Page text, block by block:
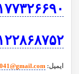
ایمیل: